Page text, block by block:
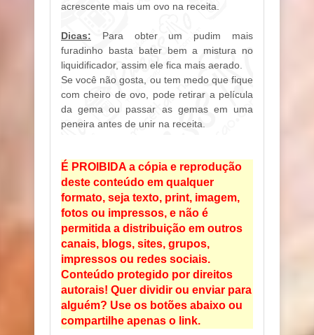
acrescente mais um ovo na receita.
Dicas: Para obter um pudim mais
furadinho basta bater bem a mistura no
liquidificador, assim ele fica mais aerado.
Se você não gosta, ou tem medo que fique
com cheiro de ovo, pode retirar a película
da gema ou passar as gemas em uma
peneira antes de unir na receita.
É PROIBIDA a cópia e reprodução
deste conteúdo em qualquer
formato, seja texto, print, imagem,
fotos ou impressos, e não é
permitida a distribuição em outros
canais, blogs, sites, grupos,
impressos ou redes sociais.
Conteúdo protegido por direitos
autorais! Quer dividir ou enviar para
alguém? Use os botões abaixo ou
compartilhe apenas o link.